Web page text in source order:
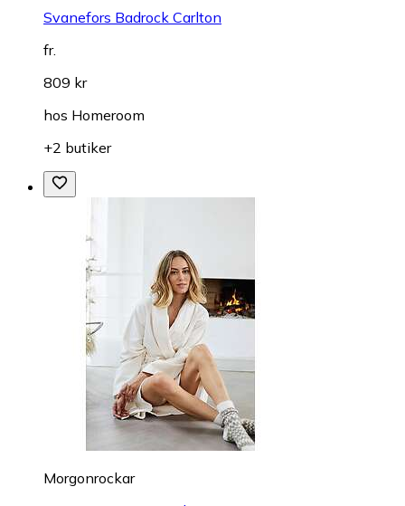
Svanefors Badrock Carlton
fr.
809 kr
hos Homeroom
+2 butiker
Morgonrockar